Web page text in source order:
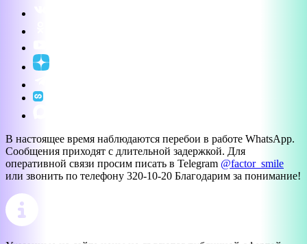
В настоящее время наблюдаются перебои в работе WhatsApp.
Сообщения приходят с длительной задержкой. Для
оперативной связи просим писать в Telegram @factor_smile
или звонить по телефону 320-10-20 Благодарим за понимание!